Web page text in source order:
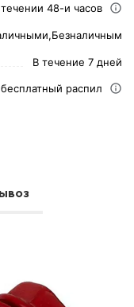
48-и часов
Безналичным
В течение 7 дней
распил